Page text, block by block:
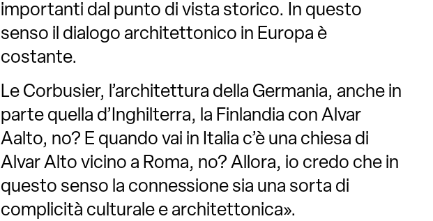
importanti dal punto di vista storico. In questo
senso il dialogo architettonico in Europa è
costante.
Le Corbusier, l’architettura della Germania, anche in
parte quella d’Inghilterra, la Finlandia con Alvar
Aalto, no? E quando vai in Italia c’è una chiesa di
Alvar Alto vicino a Roma, no? Allora, io credo che in
questo senso la connessione sia una sorta di
complicità culturale e architettonica».